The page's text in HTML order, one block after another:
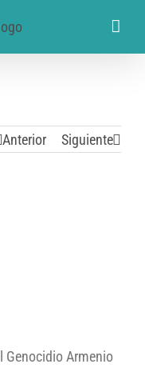
Anterior Siguiente
Genocidio Armenio